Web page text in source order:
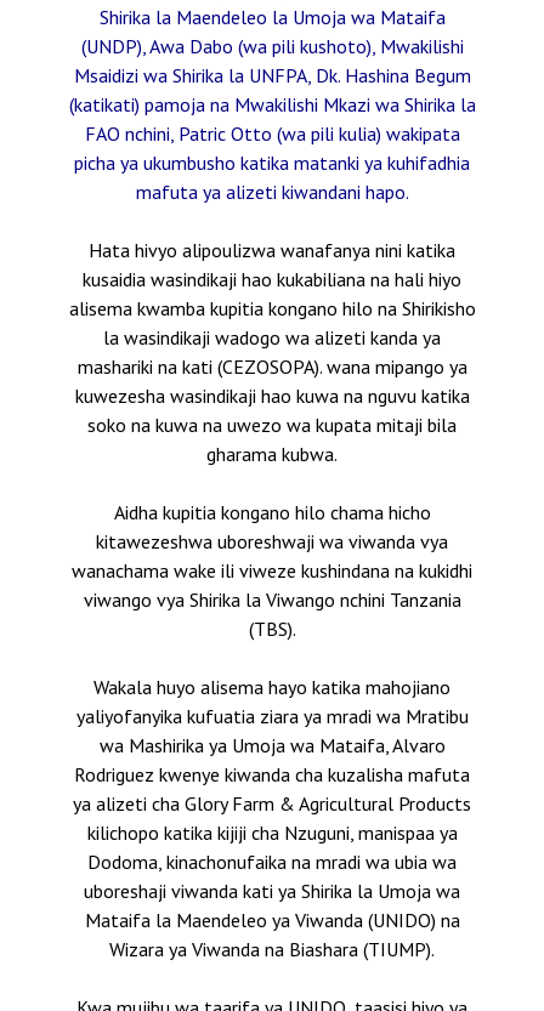
Shirika la Maendeleo la Umoja wa Mataifa
(UNDP), Awa Dabo (wa pili kushoto), Mwakilishi
Msaidizi wa Shirika la UNFPA, Dk. Hashina Begum
(katikati) pamoja na Mwakilishi Mkazi wa Shirika la
FAO nchini, Patric Otto (wa pili kulia) wakipata
picha ya ukumbusho katika matanki ya kuhifadhia
mafuta ya alizeti kiwandani hapo.
Hata hivyo alipoulizwa wanafanya nini katika
kusaidia wasindikaji hao kukabiliana na hali hiyo
alisema kwamba kupitia kongano hilo na Shirikisho
la wasindikaji wadogo wa alizeti kanda ya
mashariki na kati (CEZOSOPA). wana mipango ya
kuwezesha wasindikaji hao kuwa na nguvu katika
soko na kuwa na uwezo wa kupata mitaji bila
gharama kubwa.
Aidha kupitia kongano hilo chama hicho
kitawezeshwa uboreshwaji wa viwanda vya
wanachama wake ili viweze kushindana na kukidhi
viwango vya Shirika la Viwango nchini Tanzania
(TBS).
Wakala huyo alisema hayo katika mahojiano
yaliyofanyika kufuatia ziara ya mradi wa Mratibu
wa Mashirika ya Umoja wa Mataifa, Alvaro
Rodriguez kwenye kiwanda cha kuzalisha mafuta
ya alizeti cha Glory Farm & Agricultural Products
kilichopo katika kijiji cha Nzuguni, manispaa ya
Dodoma, kinachonufaika na mradi wa ubia wa
uboreshaji viwanda kati ya Shirika la Umoja wa
Mataifa la Maendeleo ya Viwanda (UNIDO) na
Wizara ya Viwanda na Biashara (TIUMP).